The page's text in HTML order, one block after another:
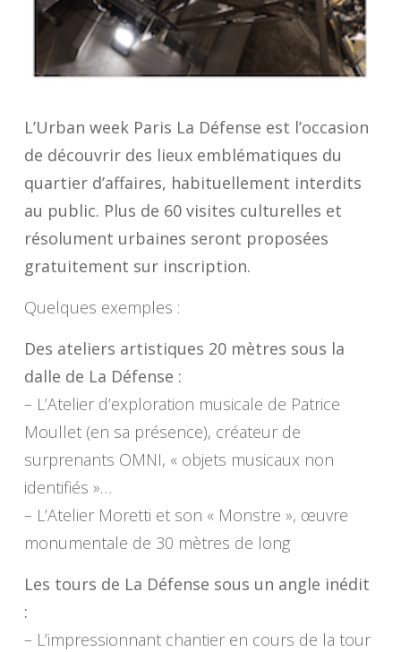
L’Urban week Paris La Défense est l’occasion
de découvrir des lieux emblématiques du
quartier d’affaires, habituellement interdits
au public. Plus de 60 visites culturelles et
résolument urbaines seront proposées
gratuitement sur inscription.
Quelques exemples :
Des ateliers artistiques 20 mètres sous la
dalle de La Défense :
– L’Atelier d’exploration musicale de Patrice
Moullet (en sa présence), créateur de
surprenants OMNI, « objets musicaux non
identifiés »…
– L’Atelier Moretti et son « Monstre », œuvre
monumentale de 30 mètres de long
Les tours de La Défense sous un angle inédit
:
– L’impressionnant chantier en cours de la tour